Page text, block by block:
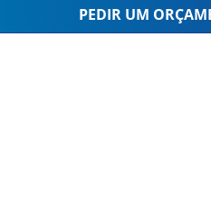
PEDIR UM